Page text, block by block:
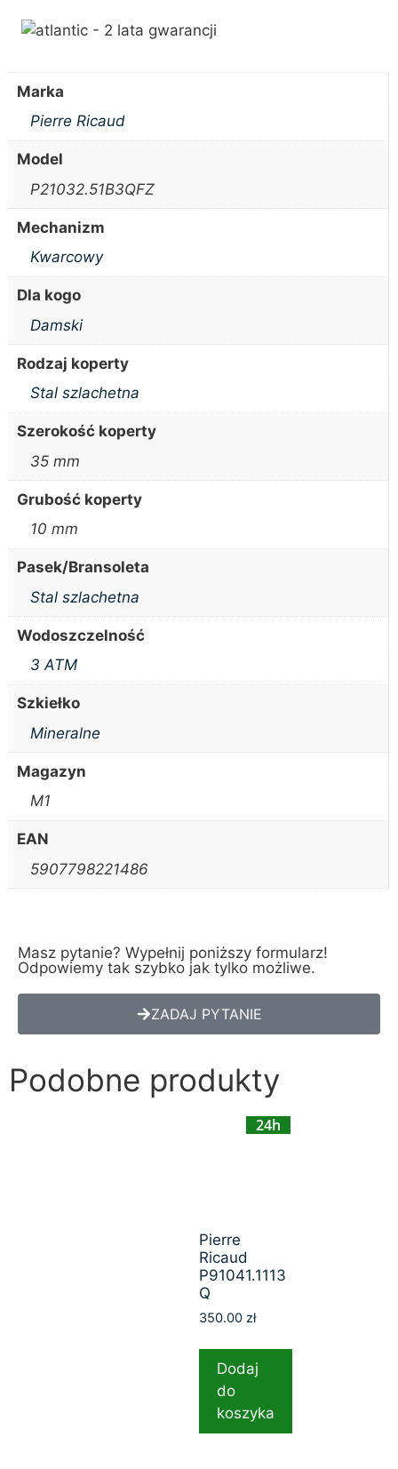
Marka
Pierre Ricaud
Model
P21032.51B3QFZ
Mechanizm
Kwarcowy
Dla kogo
Damski
Rodzaj koperty
Stal szlachetna
Szerokość koperty
35 mm
Grubość koperty
10 mm
Pasek/Bransoleta
Stal szlachetna
Wodoszczelność
3 ATM
Szkiełko
Mineralne
Magazyn
M1
EAN
5907798221486
Masz pytanie? Wypełnij poniższy formularz!
Odpowiemy tak szybko jak tylko możliwe.
ZADAJ PYTANIE
Podobne produkty
24h
Pierre
Ricaud
P91041.1113
Q
350.00 zł
Dodaj
do
koszyka